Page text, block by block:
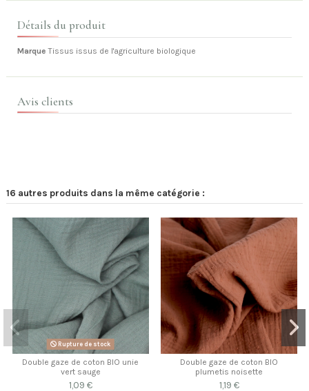
Détails du produit
Marque Tissus issus de l'agriculture biologique
Avis clients
16 autres produits dans la même catégorie :
Rupture de stock
Double gaze de coton BIO unie
vert sauge
1,09 €
Double gaze de coton BIO
plumetis noisette
1,19 €